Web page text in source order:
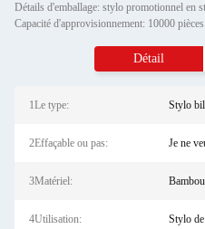
Capacité d'approvisionnement: 10000
Détail
1Le type: Stylo
2Effaçable ou pas: Je ne
3Matériel:
4Utilisation: Stylo